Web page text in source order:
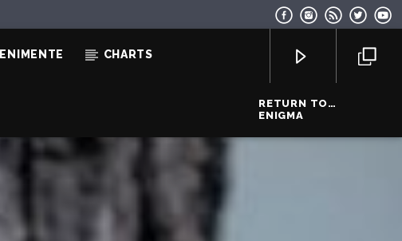
CHARTS
RETURN TO
INNOCENCE
ENIGMA